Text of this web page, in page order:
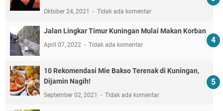
Oktober 24, 2021 Tidak ada komentar
Jalan Lingkar Timur Kuningan Mulai Makan Korban
April 07, 2022 Tidak ada komentar
10 Rekomendasi Mie Bakso Terenak di Kuningan,
Dijamin Nagih!
September 02, 2021 Tidak ada komentar